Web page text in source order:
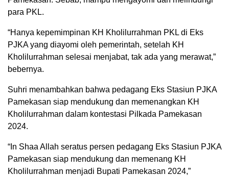
para PKL.
“Hanya kepemimpinan KH Kholilurrahman PKL di Eks
PJKA yang diayomi oleh pemerintah, setelah KH
Kholilurrahman selesai menjabat, tak ada yang merawat,”
bebernya.
Suhri menambahkan bahwa pedagang Eks Stasiun PJKA
Pamekasan siap mendukung dan memenangkan KH
Kholilurrahman dalam kontestasi Pilkada Pamekasan
2024.
“In Shaa Allah seratus persen pedagang Eks Stasiun PJKA
Pamekasan siap mendukung dan memenang KH
Kholilurrahman menjadi Bupati Pamekasan 2024,”